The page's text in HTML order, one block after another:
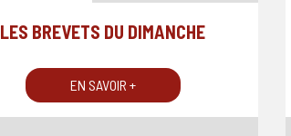
LES BREVETS DU DIMANCHE
EN SAVOIR +